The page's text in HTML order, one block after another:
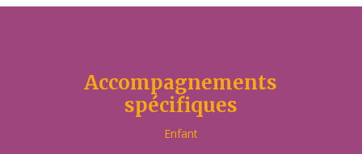
Accompagnements
spécifiques
Enfant